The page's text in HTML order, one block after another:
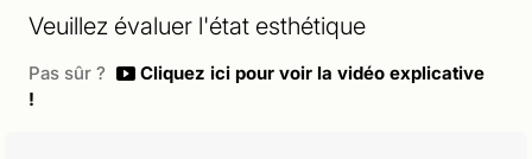
Veuillez évaluer l'état esthétique
Pas sûr ?
Cliquez ici pour voir la vidéo explicative
!